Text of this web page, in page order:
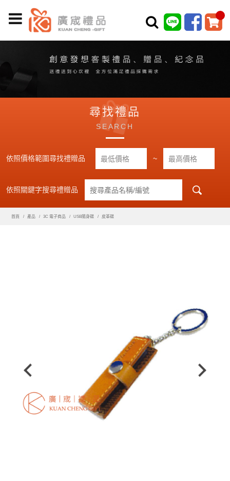
尋找禮品
SEARCH
依照價格範圍尋找禮贈品 ~
依照關鍵字搜尋禮贈品
首頁 產品 3C 電子商品 USB隨身碟 皮革碟